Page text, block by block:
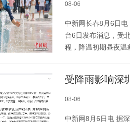
08-06
中新网长春8月6日
台6日发布消息，受
程，降温初期昼夜温
受降雨影响深
08-06
中新网8月6日电 据